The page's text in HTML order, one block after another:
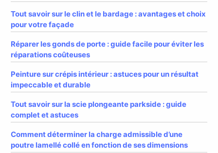
Tout savoir sur le clin et le bardage : avantages et choix
pour votre façade
Réparer les gonds de porte : guide facile pour éviter les
réparations coûteuses
Peinture sur crépis intérieur : astuces pour un résultat
impeccable et durable
Tout savoir sur la scie plongeante parkside : guide
complet et astuces
Comment déterminer la charge admissible d’une
poutre lamellé collé en fonction de ses dimensions